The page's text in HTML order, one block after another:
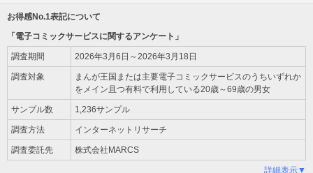
お得感No.1表記について
「電子コミックサービスに関するアンケート」
調査期間 2026年3月6日～2026年3月18日
調査対象
まんが王国または主要電子コミックサービスのうちいずれか
をメイン且つ有料で利用している20歳～69歳の男女
サンプル数 1,236サンプル
調査方法 インターネットリサーチ
調査委託先 株式会社MARCS
詳細表示▼